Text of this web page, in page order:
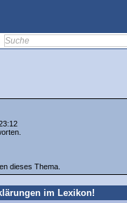
dieses Thema.
im Lexikon!